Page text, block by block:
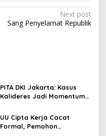
Next post
Sang Penyelamat Republik
PITA DKI Jakarta: Kasus
Kalideres Jadi Momentum
UU Cipta Kerja Cacat
Formal, Pemohon